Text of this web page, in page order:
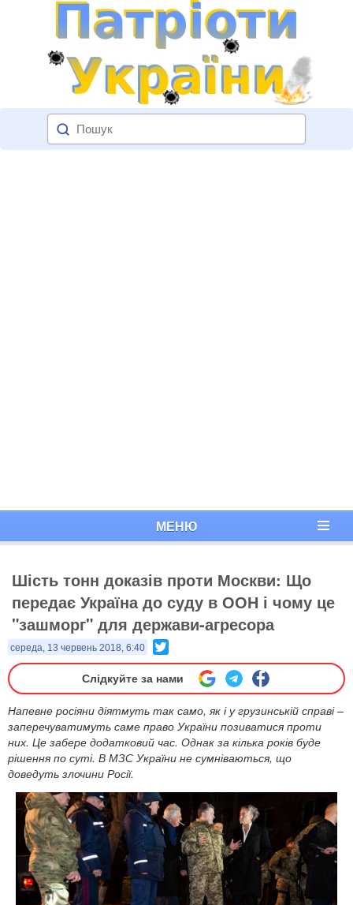
МЕНЮ
Шість тонн доказів проти Москви: Що
передає Україна до суду в ООН і чому це
"зашморг" для держави-агресора
середа, 13 червень 2018, 6:40
Слідкуйте за нами
Напевне росіяни діятмуть так само, як і у грузинській справі –
заперечуватимуть саме право України позиватися проти
них. Це забере додатковий час. Однак за кілька років буде
рішення по суті. В МЗС України не сумніваються, що
доведуть злочини Росії.